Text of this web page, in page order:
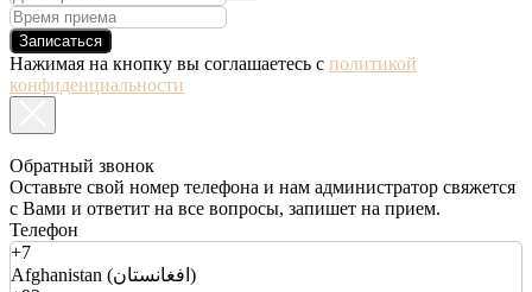
Записаться
Нажимая на кнопку вы соглашаетесь с политикой
конфиденциальности
Обратный звонок
Оставьте свой номер телефона и нам администратор свяжется
с Вами и ответит на все вопросы, запишет на прием.
Телефон
+7
Afghanistan (افغانستان)